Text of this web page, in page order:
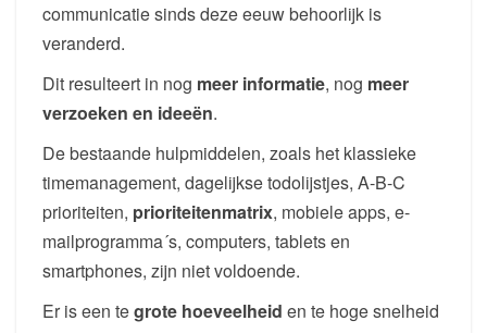
communicatie sinds deze eeuw behoorlijk is
veranderd.
Dit resulteert in nog meer informatie, nog meer
verzoeken en ideeën.
De bestaande hulpmiddelen, zoals het klassieke
timemanagement, dagelijkse todolijstjes, A-B-C
prioriteiten, prioriteitenmatrix, mobiele apps, e-
mailprogramma´s, computers, tablets en
smartphones, zijn niet voldoende.
Er is een tegrote hoeveelheid en te hoge snelheid